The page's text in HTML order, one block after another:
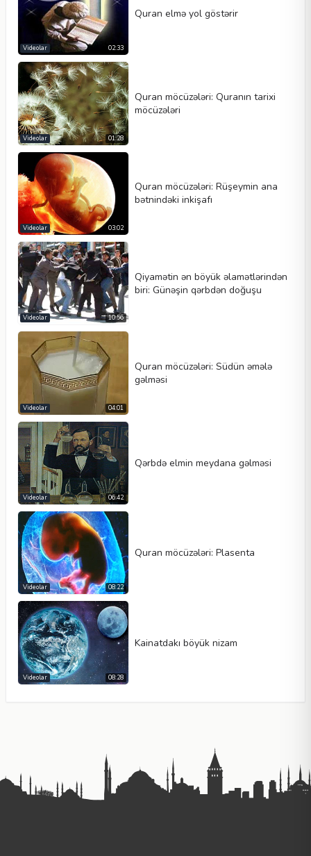
02:33
Videolar
Quran elmə yol göstərir
01:28
Videolar
Quran möcüzələri: Quranın tarixi
möcüzələri
03:02
Videolar
Quran möcüzələri: Rüşeymin ana
bətnindəki inkişafı
10:56
Videolar
Qiyamətin ən böyük əlamətlərindən
biri: Günəşin qərbdən doğuşu
04:01
Videolar
Quran möcüzələri: Südün əmələ
gəlməsi
06:42
Videolar
Qərbdə elmin meydana gəlməsi
08:22
Videolar
Quran möcüzələri: Plasenta
08:28
Videolar
Kainatdakı böyük nizam